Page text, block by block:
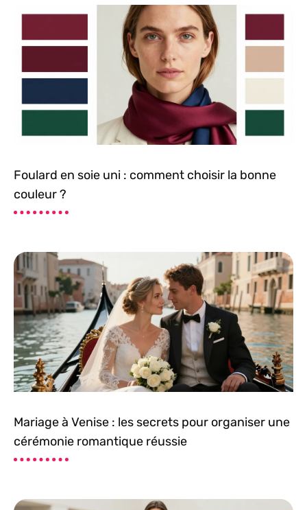
Foulard en soie uni : comment choisir la bonne
couleur ?
Mariage à Venise : les secrets pour organiser une
cérémonie romantique réussie